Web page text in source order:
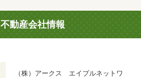
不動産会社情報
（株）アークス エイブルネットワ